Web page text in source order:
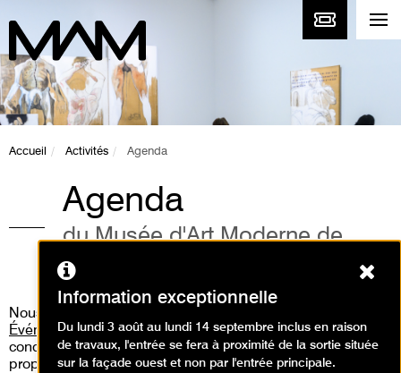
Accueil Activités Agenda
Agenda
du Musée d'Art Moderne de
Paris
Nous vous invitons aussi à consulter
Événements» où vous pourrez découvrir les performances,
concert live, workshop, médiation guidée que nous
proposons.
Information exceptionnelle
Du lundi 3 août au lundi 14 septembre inclus en raison
de travaux, l'entrée se fera à proximité de la sortie située
sur la façade ouest et non par l'entrée principale.